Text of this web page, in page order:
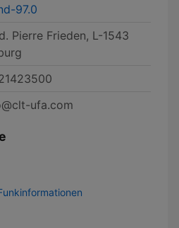
97.0
Pierre Frieden, L-1543
ufa.com